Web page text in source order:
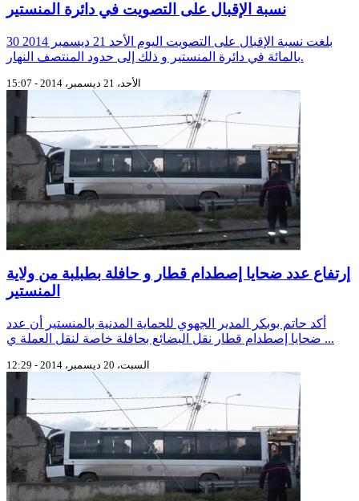
نسبة الإقبال على التصويت في دائرة المنستير
بلغت نسبة الإقبال على التصويت اليوم الأحد 21 ديسمبر 2014 30
بالمائة في دائرة المنستير و ذلك إلى حدود المنتصف النهار.
الأحد، 21 ديسمبر، 2014 - 15:07
إرتفاع عدد ضحايا إصطدام قطار و حافلة بطبلبة من ولاية
المنستير
أكد حاتم بوبكر المدير الجهوي للحماية المدنية بالمنستير أن عدد
ضحايا إصطدام قطار نقل البضائع بحافلة خاصة لنقل العملة ي ...
السبت، 20 ديسمبر، 2014 - 12:29